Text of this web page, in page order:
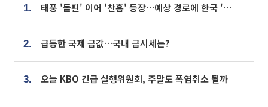
1. 태풍 '돌핀' 이어 '찬홈' 등장…예상 경로에 한국 '한숨'
2. 급등한 국제 금값…국내 금시세는?
3. 오늘 KBO 긴급 실행위원회, 주말도 폭염취소 될까